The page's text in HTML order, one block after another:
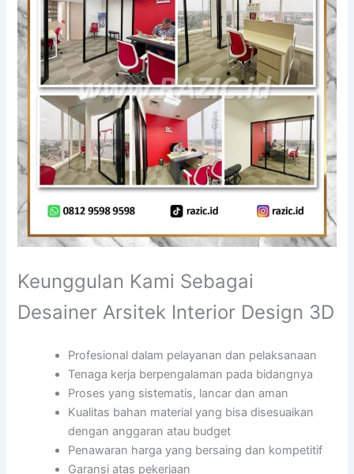
Keunggulan Kami Sebagai
Desainer Arsitek Interior Design 3D
Profesional dalam pelayanan dan pelaksanaan
Tenaga kerja berpengalaman pada bidangnya
Proses yang sistematis, lancar dan aman
Kualitas bahan material yang bisa disesuaikan
dengan anggaran atau budget
Penawaran harga yang bersaing dan kompetitif
Garansi atas pekerjaan